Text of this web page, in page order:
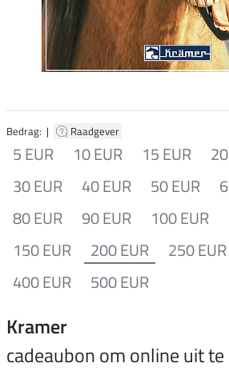
Bedrag: | Raadgever
5 EUR 10 EUR 15 EUR
30 EUR
40 EUR 50 EUR
80 EUR
90 EUR 100 EUR
150 EUR
200 EUR 250 EUR
400 EUR
500 EUR
Kramer
cadeaubon om online uit